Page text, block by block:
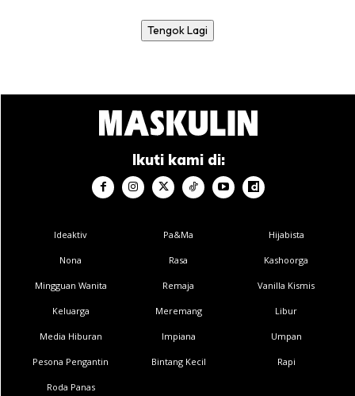
Tengok Lagi
Ikuti kami di:
Ideaktiv
Nona
Mingguan Wanita
Keluarga
Media Hiburan
Pesona Pengantin
Roda Panas
Pa&Ma
Rasa
Remaja
Meremang
Impiana
Bintang Kecil
Hijabista
Kashoorga
Vanilla Kismis
Libur
Umpan
Rapi